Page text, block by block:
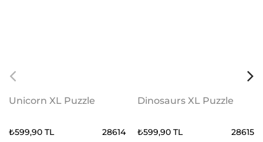
Unicorn XL Puzzle
₺599,90 TL 28614
Dinosaurs XL Puzzle
₺599,90 TL 28615